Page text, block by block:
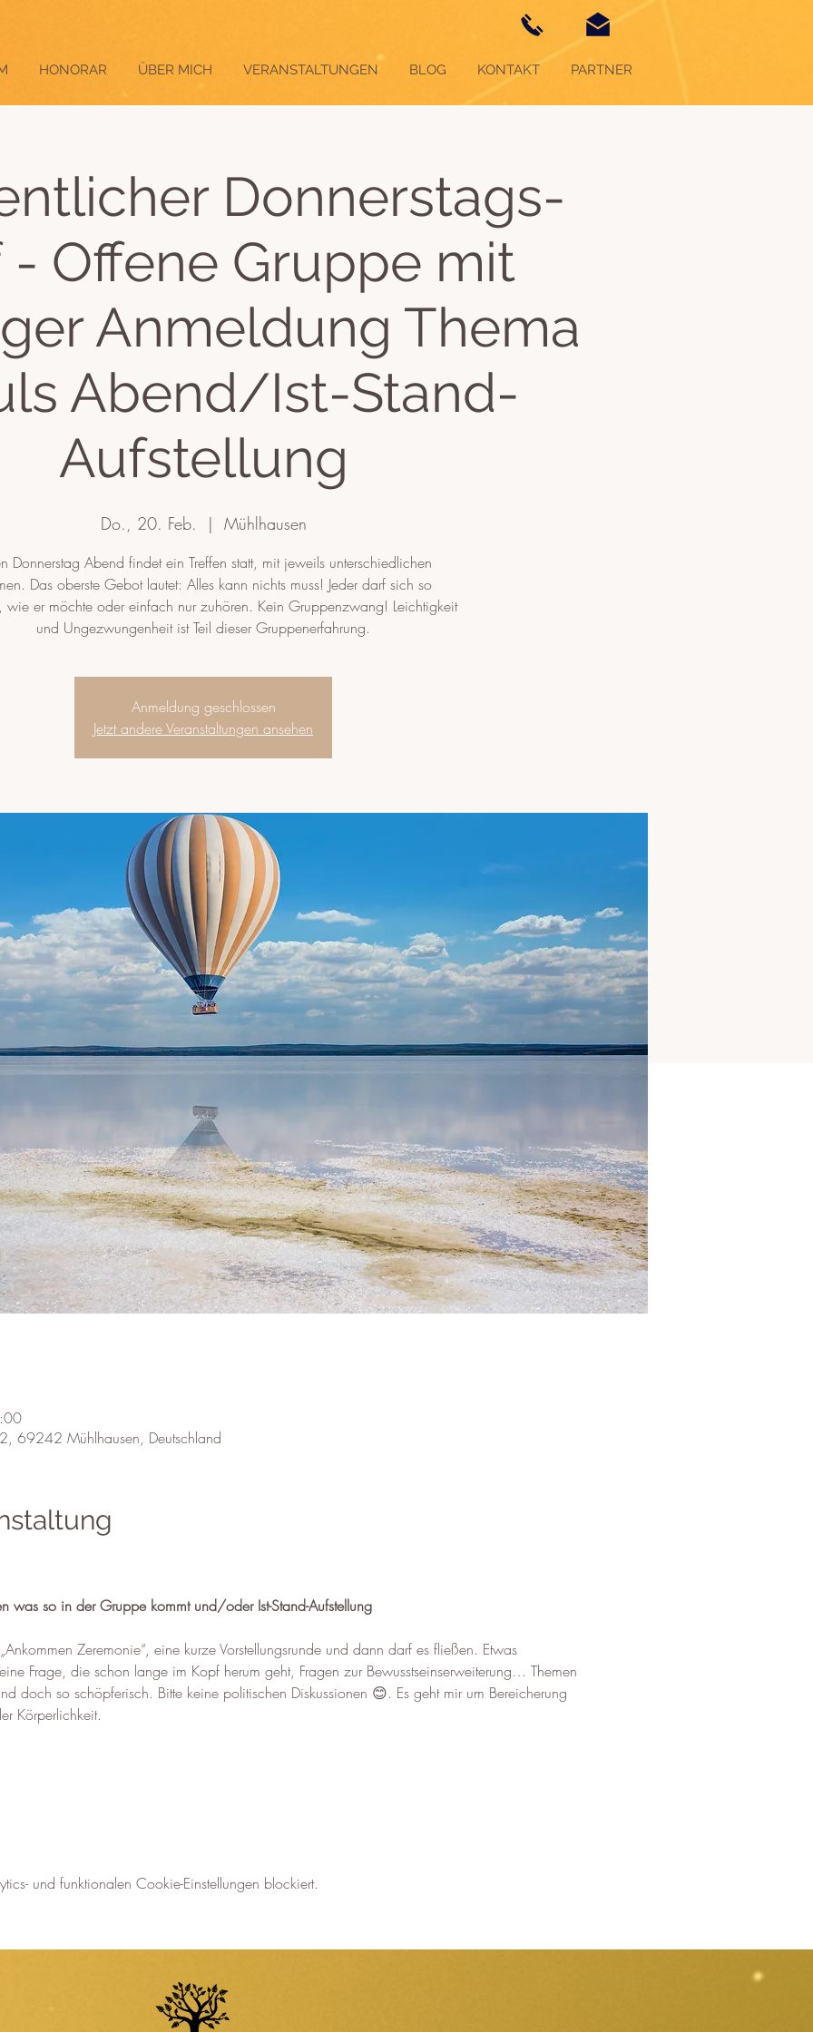
HONORAR ÜBER MICH VERANSTALTUNGEN BLOG KONTAKT PARTNER
Donnerstags-
- Offene Gruppe mit
Anmeldung Thema
Abend/Ist-Stand-
Aufstellung
Do., 20. Feb.
  |
Mühlhausen
Donnerstag Abend findet ein Treffen statt, mit jeweils unterschiedlichen
Das oberste Gebot lautet: Alles kann nichts muss! Jeder darf sich so
wie er möchte oder einfach nur zuhören. Kein Gruppenzwang! Leichtigkeit
und Ungezwungenheit ist Teil dieser Gruppenerfahrung.
Anmeldung geschlossen
Jetzt andere Veranstaltungen ansehen
69242 Mühlhausen, Deutschland
was so in der Gruppe kommt und/oder Ist-Stand-Aufstellung
Zeremonie“, eine kurze Vorstellungsrunde und dann darf es fließen. Etwas
Frage, die schon lange im Kopf herum geht, Fragen zur Bewusstseinserweiterung… Themen
doch so schöpferisch. Bitte keine politischen Diskussionen 😊. Es geht mir um Bereicherung
Körperlichkeit.
und funktionalen Cookie-Einstellungen blockiert.